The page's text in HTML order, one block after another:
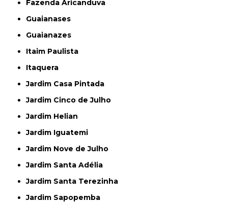
Fazenda Aricanduva
Guaianases
Guaianazes
Itaim Paulista
Itaquera
Jardim Casa Pintada
Jardim Cinco de Julho
Jardim Helian
Jardim Iguatemi
Jardim Nove de Julho
Jardim Santa Adélia
Jardim Santa Terezinha
Jardim Sapopemba